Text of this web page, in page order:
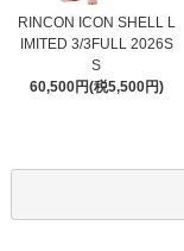
RINCON ICON SHELL L
IMITED 3/3FULL 2026S
S
60,500円(税5,500円)